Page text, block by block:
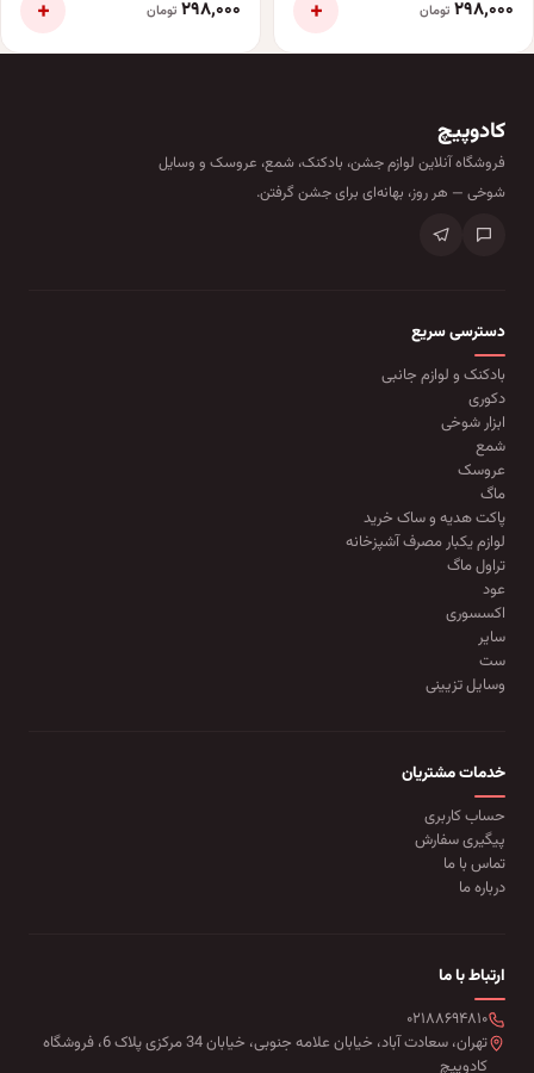
۲۹۸٬۰۰۰ تومان + ۲۹۸٬۰۰۰ تومان +
کادوپیچ
فروشگاه آنلاین لوازم جشن، بادکنک، شمع، عروسک و وسایل
شوخی — هر روز، بهانه‌ای برای جشن گرفتن.
دسترسی سریع
بادکنک و لوازم جانبی
دکوری
ابزار شوخی
شمع
عروسک
ماگ
پاکت هدیه و ساک خرید
لوازم یکبار مصرف آشپزخانه
تراول ماگ
عود
اکسسوری
سایر
ست
وسایل تزیینی
خدمات مشتریان
حساب کاربری
پیگیری سفارش
تماس با ما
درباره ما
ارتباط با ما
۰۲۱۸۸۶۹۴۸۱۰
تهران، سعادت آباد، خیابان علامه جنوبی، خیابان 34 مرکزی پلاک 6، فروشگاه
کادوپیچ